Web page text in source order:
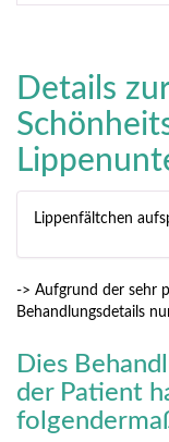
Details
Lippenfältchen
-> Aufgrund der sehr
Behandlungsdetails
Dies
der Patient